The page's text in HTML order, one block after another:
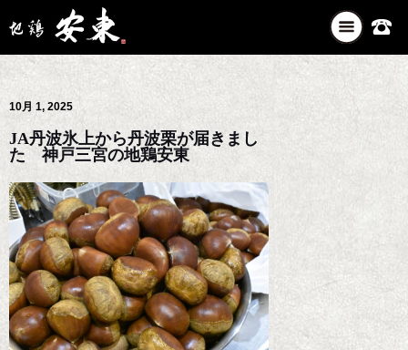
ナ
ビ
ゲ
シ
10月 1, 2025
JA丹波氷上から丹波栗が届きまし
た 神戸三宮の地鶏安東